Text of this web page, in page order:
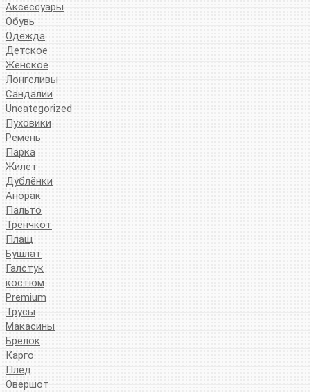
Аксессуары
Обувь
Одежда
Детское
Женское
Лонгсливы
Сандалии
Uncategorized
Пуховики
Ремень
Парка
Жилет
Дублёнки
Анорак
Пальто
Тренчкот
Плащ
Бушлат
Галстук
костюм
Premium
Трусы
Макасины
Брелок
Карго
Плед
Овершот